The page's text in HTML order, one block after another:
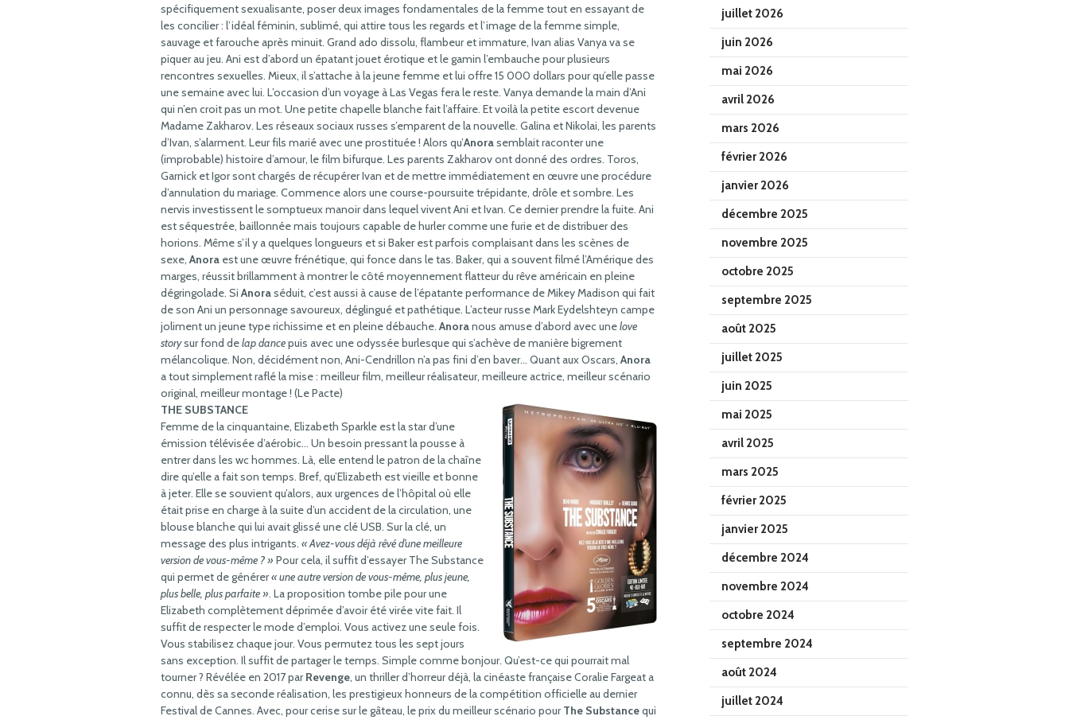
spécifiquement sexualisante, poser deux images fondamentales de la femme tout en essayant de
les concilier : l’idéal féminin, sublimé, qui attire tous les regards et l’image de la femme simple,
sauvage et farouche après minuit. Grand ado dissolu, flambeur et immature, Ivan alias Vanya va se
piquer au jeu. Ani est d’abord un épatant jouet érotique et le gamin l’embauche pour plusieurs
rencontres sexuelles. Mieux, il s’attache à la jeune femme et lui offre 15 000 dollars pour qu’elle passe
une semaine avec lui. L’occasion d’un voyage à Las Vegas fera le reste. Vanya demande la main d’Ani
qui n’en croit pas un mot. Une petite chapelle blanche fait l’affaire. Et voilà la petite escort devenue
Madame Zakharov. Les réseaux sociaux russes s’emparent de la nouvelle. Galina et Nikolai, les parents
d’Ivan, s’alarment. Leur fils marié avec une prostituée ! Alors qu’Anorasemblait raconter une
(improbable) histoire d’amour, le film bifurque. Les parents Zakharov ont donné des ordres. Toros,
Garnick et Igor sont chargés de récupérer Ivan et de mettre immédiatement en œuvre une procédure
d’annulation du mariage. Commence alors une course-poursuite trépidante, drôle et sombre. Les
nervis investissent le somptueux manoir dans lequel vivent Ani et Ivan. Ce dernier prendre la fuite. Ani
est séquestrée, baillonnée mais toujours capable de hurler comme une furie et de distribuer des
horions. Même s’il y a quelques longueurs et si Baker est parfois complaisant dans les scènes de
sexe, Anora est une œuvre frénétique, qui fonce dans le tas. Baker, qui a souvent filmé l’Amérique des
marges, réussit brillamment à montrer le côté moyennement flatteur du rêve américain en pleine
dégringolade. Si Anoraséduit, c’est aussi à cause de l’épatante performance de Mikey Madison qui fait
de son Ani un personnage savoureux, déglingué et pathétique. L’acteur russe Mark Eydelshteyn campe
joliment un jeune type richissime et en pleine débauche. Anoranous amuse d’abord avec unelove
storysur fond delap dancepuis avec une odyssée burlesque qui s’achève de manière bigrement
mélancolique. Non, décidément non, Ani-Cendrillon n’a pas fini d’en baver… Quant aux Oscars, Anora
a tout simplement raflé la mise : meilleur film, meilleur réalisateur, meilleure actrice, meilleur scénario
original, meilleur montage ! (Le Pacte)
THE SUBSTANCE
Femme de la cinquantaine, Elizabeth Sparkle est la star d’une
émission télévisée d’aérobic… Un besoin pressant la pousse à
entrer dans les wc hommes. Là, elle entend le patron de la chaîne
dire qu’elle a fait son temps. Bref, qu’Elizabeth est vieille et bonne
à jeter. Elle se souvient qu’alors, aux urgences de l’hôpital où elle
était prise en charge à la suite d’un accident de la circulation, une
blouse blanche qui lui avait glissé une clé USB. Sur la clé, un
message des plus intrigants. « Avez-vous déjà rêvé d’une meilleure
version de vous-même ? » Pour cela, il suffit d’essayer The Substance
qui permet de générer« une autre version de vous-même, plus jeune,
plus belle, plus parfaite ». La proposition tombe pile pour une
Elizabeth complètement déprimée d’avoir été virée vite fait. Il
suffit de respecter le mode d’emploi. Vous activez une seule fois.
Vous stabilisez chaque jour. Vous permutez tous les sept jours
sans exception. Il suffit de partager le temps. Simple comme bonjour. Qu’est-ce qui pourrait mal
tourner ? Révélée en 2017 parRevenge, un thriller d’horreur déjà, la cinéaste française Coralie Fargeat a
connu, dès sa seconde réalisation, les prestigieux honneurs de la compétition officielle au dernier
Festival de Cannes. Avec, pour cerise sur le gâteau, le prix du meilleur scénario pourThe Substancequi
juillet 2026
juin 2026
mai 2026
avril 2026
mars 2026
février 2026
janvier 2026
décembre 2025
novembre 2025
octobre 2025
septembre 2025
août 2025
juillet 2025
juin 2025
mai 2025
avril 2025
mars 2025
février 2025
janvier 2025
décembre 2024
novembre 2024
octobre 2024
septembre 2024
août 2024
juillet 2024